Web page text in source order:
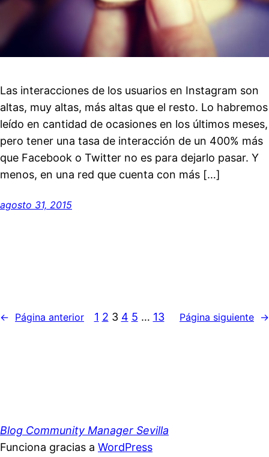
Las interacciones de los usuarios en Instagram son
altas, muy altas, más altas que el resto. Lo habremos
leído en cantidad de ocasiones en los últimos meses,
pero tener una tasa de interacción de un 400% más
que Facebook o Twitter no es para dejarlo pasar. Y
menos, en una red que cuenta con más […]
agosto 31, 2015
← Página anterior 1 2 3 4 5 … 13 Página siguiente →
Blog Community Manager Sevilla
Funciona gracias a WordPress